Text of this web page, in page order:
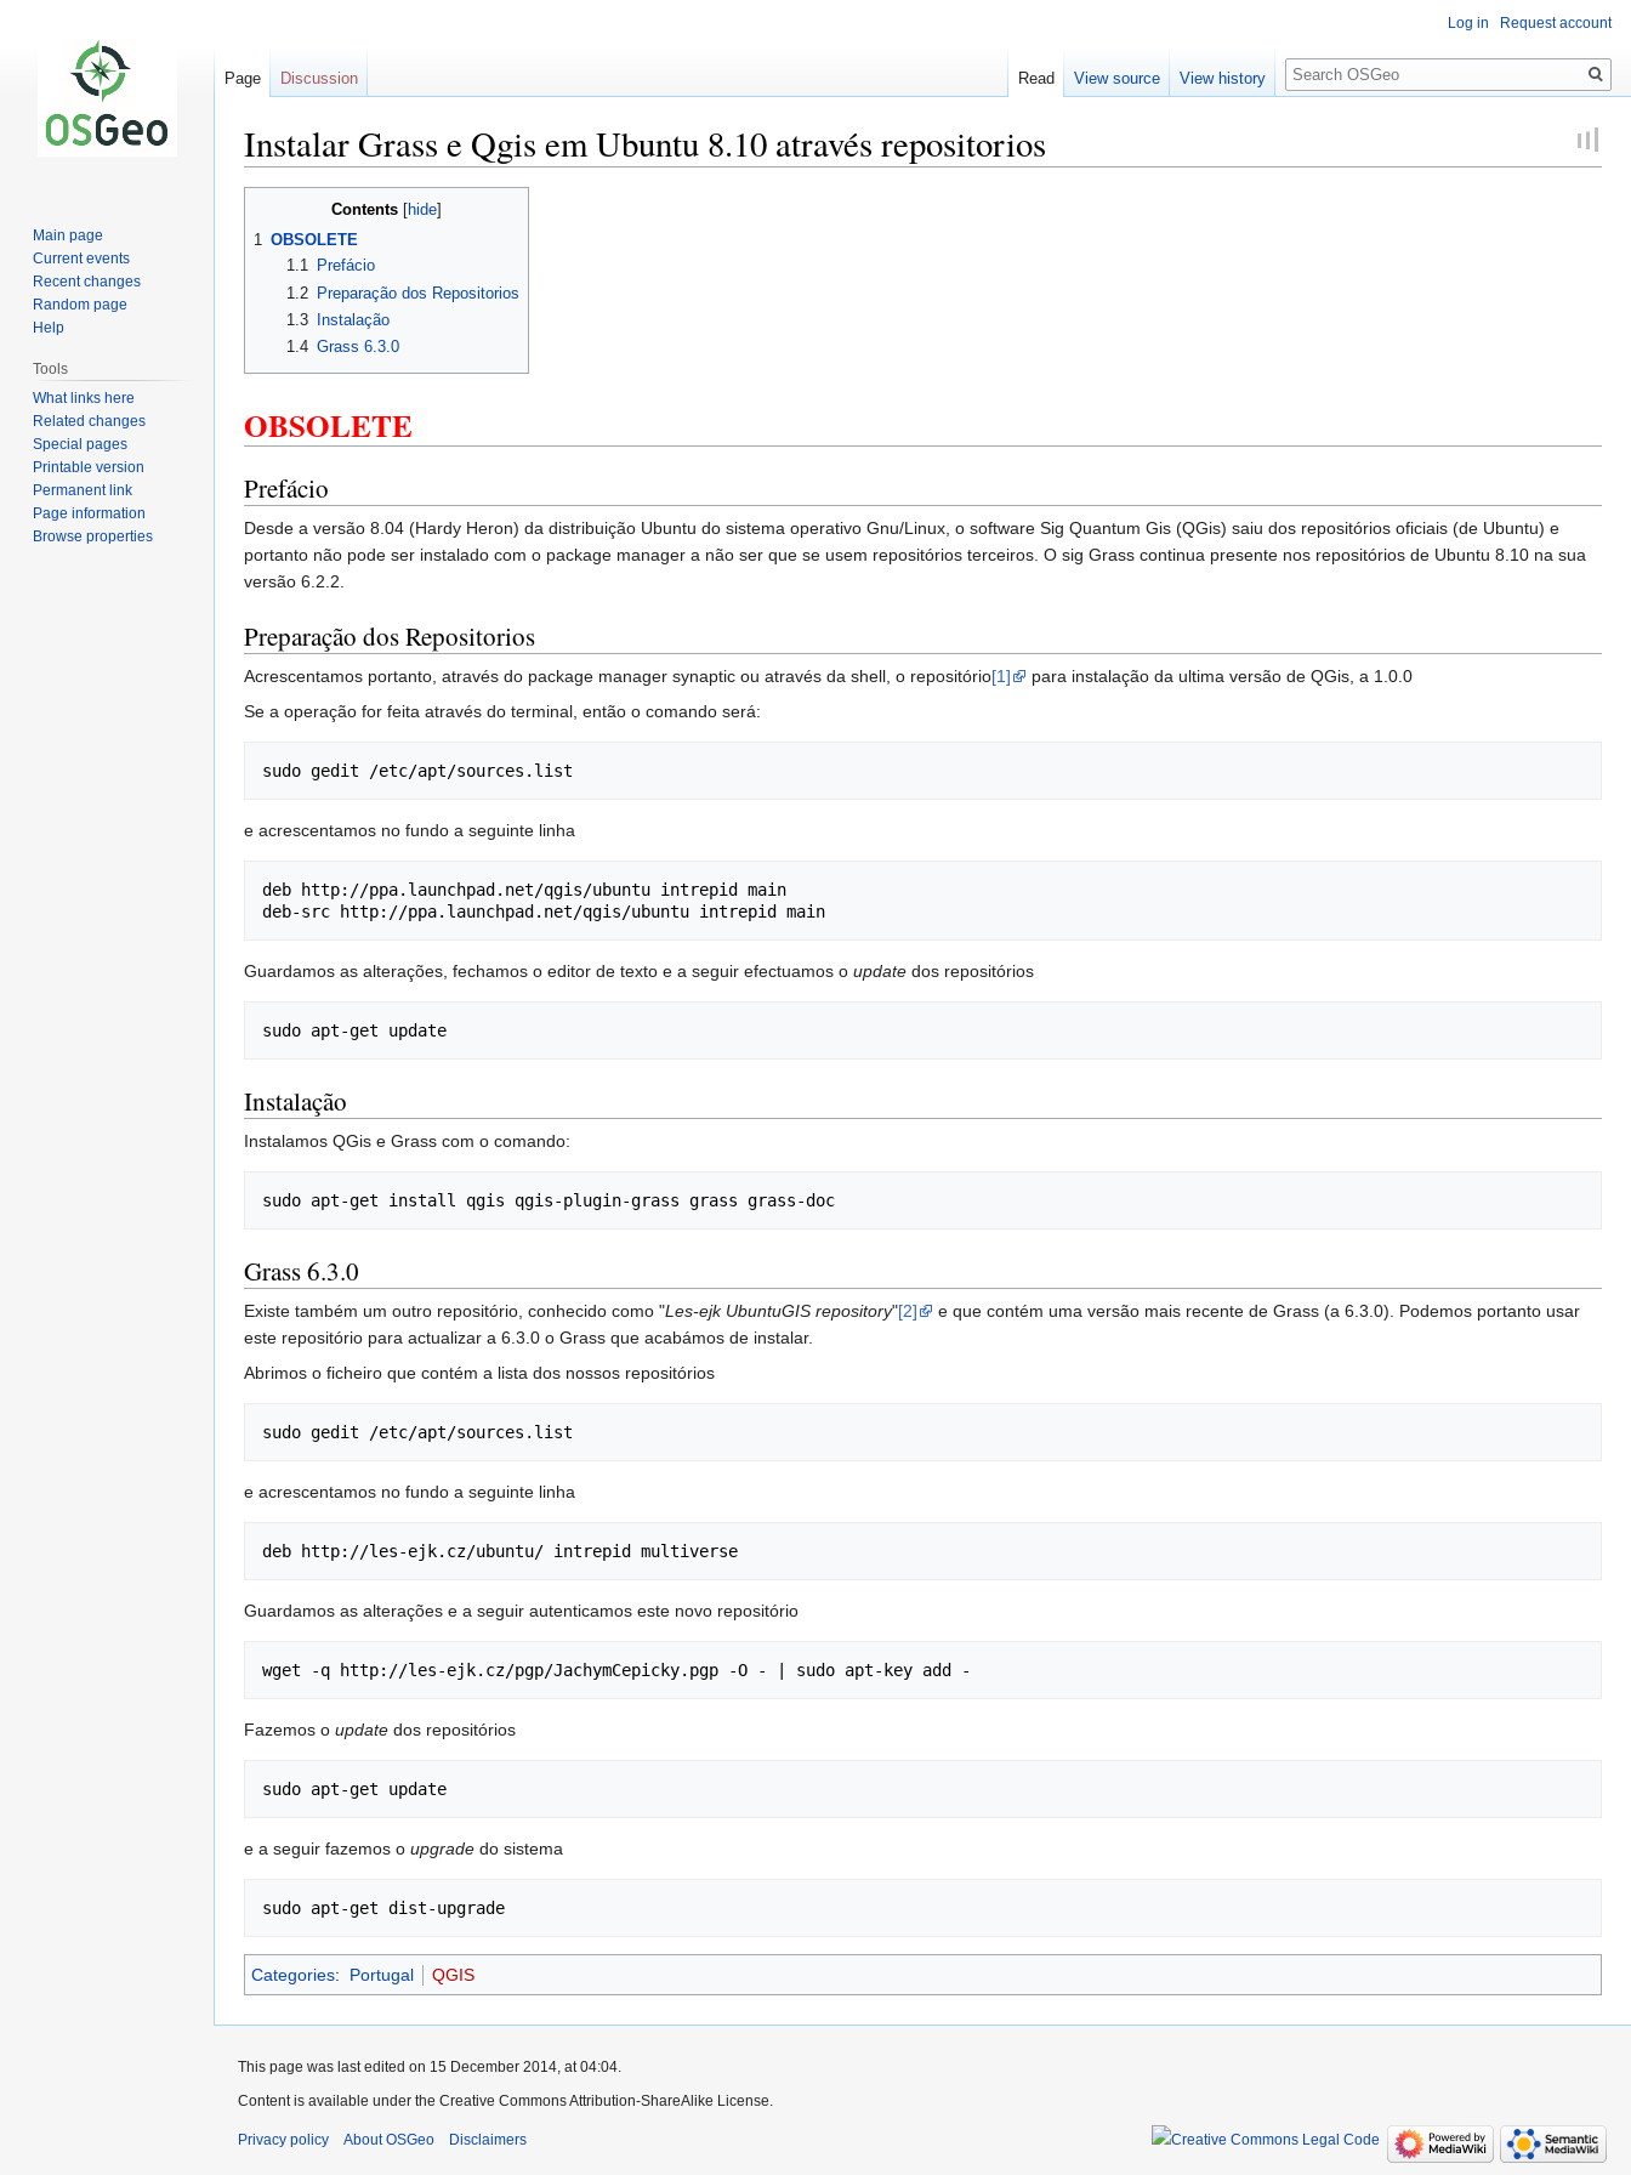
Instalar Grass e Qgis em Ubuntu 8.10 através repositorios
Contents
1 OBSOLETE
1.1
Prefácio
1.2
Preparação dos Repositorios
1.3
Instalação
1.4 Grass 6.3.0
OBSOLETE
Prefácio
Desde a versão 8.04 (Hardy Heron) da distribuição Ubuntu do sistema operativo Gnu/Linux, o software Sig Quantum Gis (QGis) saiu dos repositórios oficiais (de Ubuntu) e
portanto não pode ser instalado com o package manager a não ser que se usem repositórios terceiros. O sig Grass continua presente nos repositórios de Ubuntu 8.10 na sua
versão 6.2.2.
Preparação dos Repositorios
Acrescentamos portanto, através do package manager synaptic ou através da shell, o repositório[1]
para instalação da ultima versão de QGis, a 1.0.0
Se a operação for feita através do terminal, então o comando será:
sudo gedit /etc/apt/sources.list
e acrescentamos no fundo a seguinte linha
deb http://ppa.launchpad.net/qgis/ubuntu intrepid main
deb-src http://ppa.launchpad.net/qgis/ubuntu intrepid main
Guardamos as alterações, fechamos o editor de texto e a seguir efectuamos o update dos repositórios
sudo apt-get update
Instalação
Instalamos QGis e Grass com o comando:
sudo apt-get install qgis qgis-plugin-grass grass grass-doc
Grass 6.3.0
Existe também um outro repositório, conhecido como "Les-ejk UbuntuGIS repository"[2]
e que contém uma versão mais recente de Grass (a 6.3.0). Podemos portanto usar
este repositório para actualizar a 6.3.0 o Grass que acabámos de instalar.
Abrimos o ficheiro que contém a lista dos nossos repositórios
sudo gedit /etc/apt/sources.list
e acrescentamos no fundo a seguinte linha
deb http://les-ejk.cz/ubuntu/ intrepid multiverse
Guardamos as alterações e a seguir autenticamos este novo repositório
wget -q http://les-ejk.cz/pgp/JachymCepicky.pgp -O - | sudo apt-key add -
Fazemos o update dos repositórios
sudo apt-get update
e a seguir fazemos o upgrade do sistema
sudo apt-get dist-upgrade
Categories: Portugal QGIS
Log in Request account
Page Discussion Read View source View history
Search
Main page
Current events
Recent changes
Random page
Help
Tools
What links here
Related changes
Special pages
Printable version
Permanent link
Page information
Browse properties
This page was last edited on 15 December 2014, at 04:04.
Content is available under the Creative Commons Attribution-ShareAlike License.
Privacy policy About OSGeo Disclaimers